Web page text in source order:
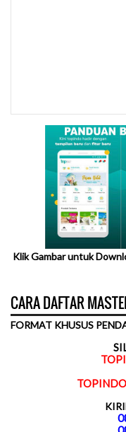
Klik Gambar untuk
CARA DAFTAR
FORMAT KHUSUS
TOPINDO